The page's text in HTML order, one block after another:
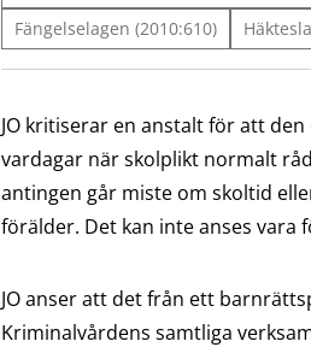
Fängelselagen (2010:610)
JO kritiserar en anstalt för att
vardagar när skolplikt normalt
antingen går miste om skoltid
förälder. Det kan inte anses
JO anser att det från ett
Kriminalvårdens samtliga